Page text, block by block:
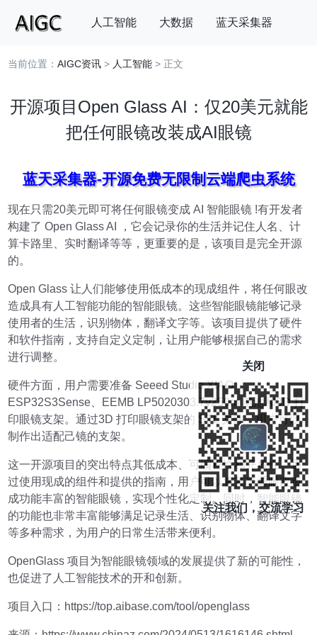
人工智能 大数据 蓝天采集器
搜索
当前位置：AIGC资讯 > 人工智能 > 正文
开源项目Open Glass AI：仅20美元就能
把任何眼镜改装成AI眼镜
蓝天采集器-开源免费无限制云端爬虫系统
现在只需20美元即可将任何眼镜变成 AI 智能眼镜 !有开发者
构建了 Open Glass AI ，它会记录你的生活并记住人名、计
算卡路里、实时翻译等等，更重要的是，该项目是完全开源
的。
Open Glass 让人们能够使用低成本的现成组件，将任何眼改
造成具有人工智能功能的智能眼镜。这些智能眼镜能够记录
使用者的生活，识别物体，翻译文字等。该项目提供了硬件
和软件指南，支持自定义定制，让用户能够根据自己的需求
进行调整。
硬件方面，用户需要准备 Seeed Studio XIAO
ESP32S3Sense、EEMB LP5020303.7v250m 电池和3D 打
印眼镜支架。通过3D 打印眼镜支架的 STL 文件，用户可以
制作出适配己镜的支架。
这一开源项目的突出特点其低成本、可编程性和开放性。通
过使用现成的组件和提供的指南，用户可以将其普通眼改造
成功能丰富的智能眼镜，实现个性化定制。同时，智能眼镜
的功能也非常丰富能够满足记录生活、识别物体、翻译文字
等多种需求，为用户的日常生活带来便利。
OpenGlass 项目为智能眼镜领域的发展提供了新的可能性，
也促进了人工智能技术的开和创新。
项目入口：https://top.aibase.com/tool/openglass
关闭
关注我们，交流学习